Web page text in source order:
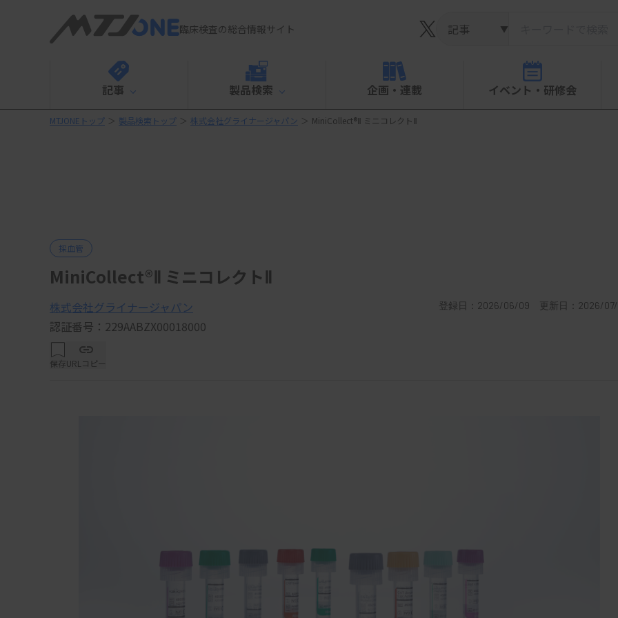
臨床検査の総合情報サイト ▼
記事 製品検索 企画・連載 イベント・研修会
MTJONEトップ ＞ 製品検索トップ ＞ 株式会社グライナージャパン ＞ MiniCollect®Ⅱ ミニコレクトⅡ
採血管
MiniCollect®Ⅱ ミニコレクトⅡ
株式会社グライナージャパン
認証番号：229AABZX00018000
登録日：2026/06/09 更新日：2026/
保存URLコピー